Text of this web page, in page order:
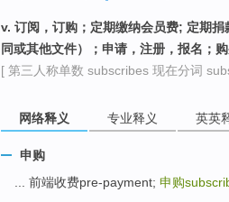
v. 订阅，订购；定期缴纳会员费; 定期
同或其他文件）；申请，注册，报名；
[ 第三人称单数 subscribes 现在分词
网络释义 专业释义 英英
申购
... 前端收费pre-payment; 申购